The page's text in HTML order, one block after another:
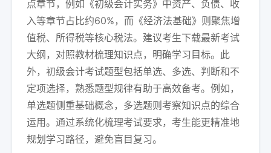
点章节，例如《初级会计实务》中资产、负债、收
入等章节占比约60%，而《经济法基础》则聚焦增
值税、所得税等核心税法。建议考生下载最新考试
大纲，对照教材梳理知识点，明确学习目标。此
外，初级会计考试题型包括单选、多选、判断和不
定项选择，熟悉题型规律有助于高效备考。例如，
单选题侧重基础概念，多选题则考察知识点的综合
运用。通过系统化梳理考试要求，考生能更精准地
规划学习路径，避免盲目复习。